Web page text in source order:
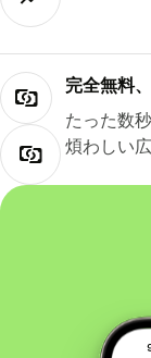
完全無料
たった数
煩わしい